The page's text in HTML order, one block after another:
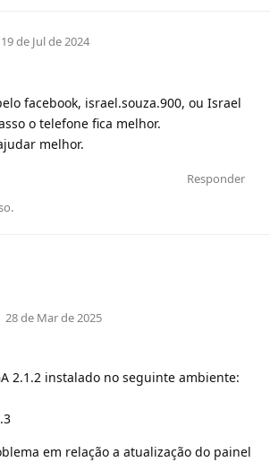
19 de Jul de 2024
facebook, israel.souza.900, ou Israel
o telefone fica melhor.
melhor.
Responder
28 de Mar de 2025
2.1.2 instalado no seguinte ambiente:
em relação a atualização do painel